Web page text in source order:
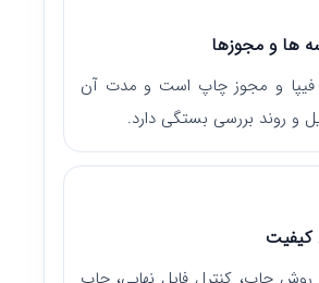
ها و مجوزها
فیپا و مجوز چاپ است و مدت آن
و روند بررسی بستگی دارد.
کیفیت